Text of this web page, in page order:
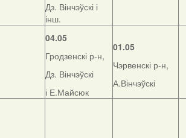
Дз. Вінчэўскі і
інш.
04.05
Гродзенскі р-н,
Дз. Вінчэўскі
і Е.Майсюк
01.05
Чэрвенскі р-н,
А.Вінчэўскі